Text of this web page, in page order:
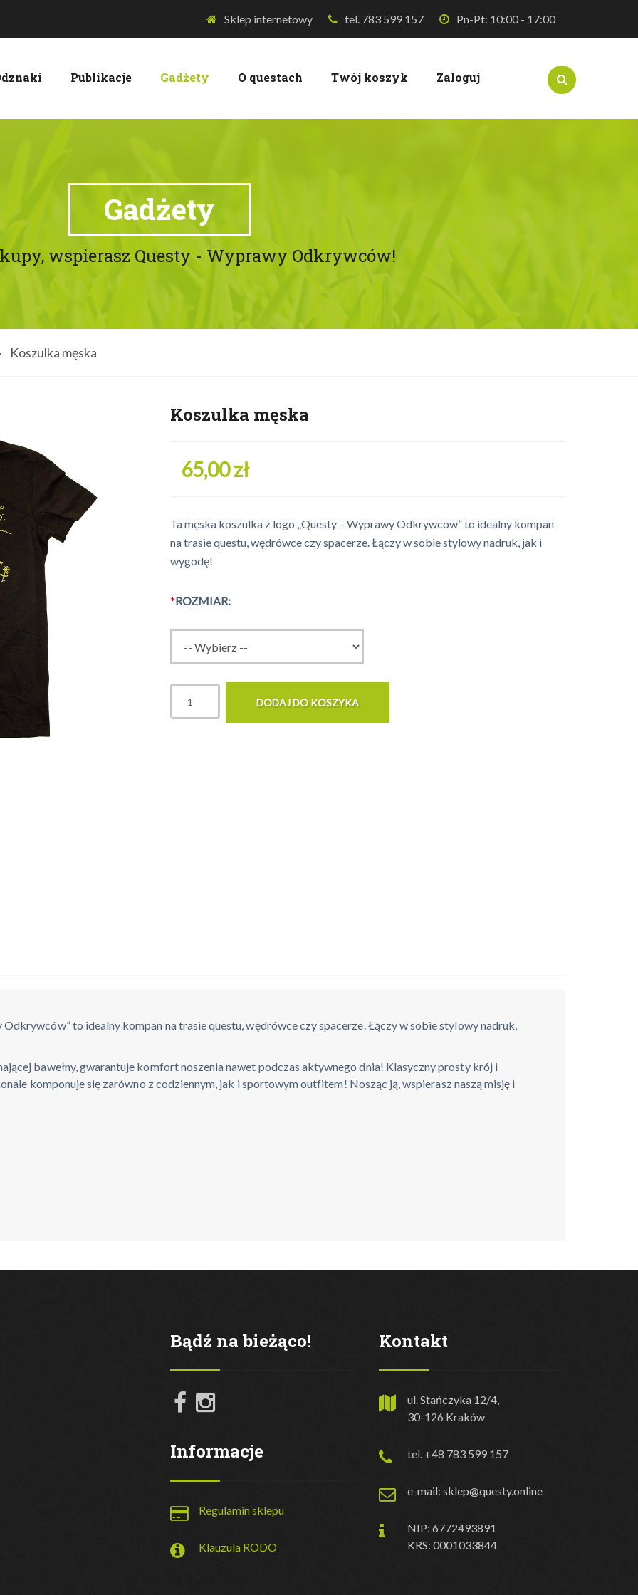
Sklep internetowy tel. 783 599 157 Pn-Pt: 10:00 - 17:00
Publikacje Gadżety O questach Twój koszyk Zaloguj
Gadżety
wspierasz Questy - Wyprawy Odkrywców!
Koszulka męska
Koszulka męska
65,00 zł
Ta męska koszulka z logo „Questy – Wyprawy Odkrywców” to idealny kompan
na trasie questu, wędrówce czy spacerze. Łączy w sobie stylowy nadruk, jak i
wygodę!
*ROZMIAR:
to idealny kompan na trasie questu, wędrówce czy spacerze. Łączy w sobie stylowy nadruk,
bawełny, gwarantuje komfort noszenia nawet podczas aktywnego dnia! Klasyczny prosty krój i
komponuje się zarówno z codziennym, jak i sportowym outfitem! Nosząc ją, wspierasz naszą misję i
Bądź na bieżąco!
Informacje
Regulamin sklepu
Klauzula RODO
Kontakt
ul. Stańczyka 12/4,
30-126 Kraków
tel. +48 783 599 157
e-mail: sklep@questy.online
NIP: 6772493891
KRS: 0001033844